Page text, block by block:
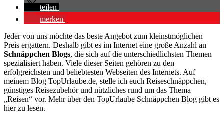
teilen
merken
Jeder von uns möchte das beste Angebot zum kleinstmöglichen
Preis ergattern. Deshalb gibt es im Internet eine große Anzahl an
Schnäppchen Blogs, die sich auf die unterschiedlichsten Themen
spezialisiert haben. Viele dieser Seiten gehören zu den
erfolgreichsten und beliebtesten Webseiten des Internets. Auf
meinem Blog TopUrlaube.de, stelle ich euch Reiseschnäppchen,
günstiges Reisezubehör und nützliches rund um das Thema
„Reisen“ vor. Mehr über den TopUrlaube Schnäppchen Blog gibt es
hier zu lesen.